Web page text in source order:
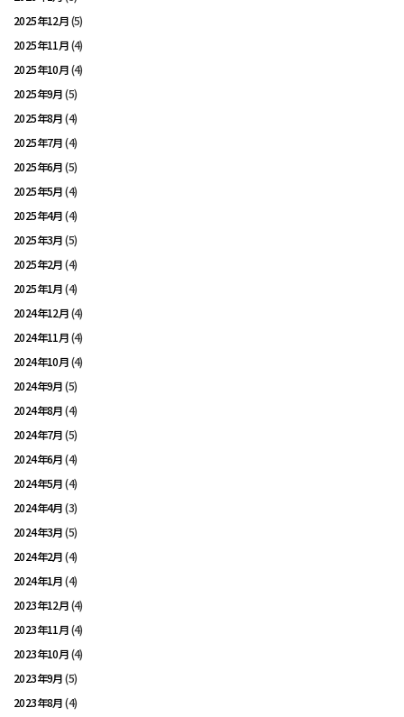
2025年12月(5)
2025年11月(4)
2025年10月(4)
2025年9月(5)
2025年8月(4)
2025年7月(4)
2025年6月(5)
2025年5月(4)
2025年4月(4)
2025年3月(5)
2025年2月(4)
2025年1月(4)
2024年12月(4)
2024年11月(4)
2024年10月(4)
2024年9月(5)
2024年8月(4)
2024年7月(5)
2024年6月(4)
2024年5月(4)
2024年4月(3)
2024年3月(5)
2024年2月(4)
2024年1月(4)
2023年12月(4)
2023年11月(4)
2023年10月(4)
2023年9月(5)
2023年8月(4)